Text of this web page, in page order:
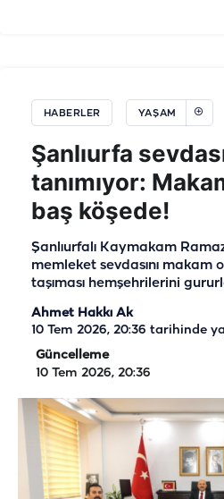
HABERLER YAŞAM
Şanlıurfa
tanımıyor:
baş köşede!
Şanlıurfalı Kaymakam
memleket sevdasını makam
taşıması hemşehrilerini
Ahmet Hakkı Ak
10 Tem 2026, 20:36 tarihinde
Güncelleme
10 Tem 2026, 20:36